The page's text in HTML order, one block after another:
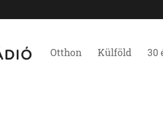
Otthon Külföld 30